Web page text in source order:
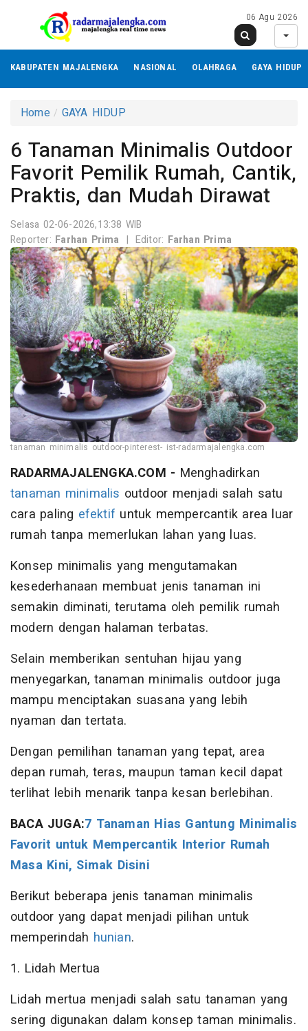
06 Agu 2026
KABUPATEN MAJALENGKA NASIONAL OLAHRAGA GAYA HIDUP
Home GAYA HIDUP
6 Tanaman Minimalis Outdoor
Favorit Pemilik Rumah, Cantik,
Praktis, dan Mudah Dirawat
Selasa 02-06-2026,13:38 WIB
Reporter: Farhan Prima | Editor: Farhan Prima
tanaman minimalis outdoor-pinterest- ist-radarmajalengka.com
RADARMAJALENGKA.COM - Menghadirkan
tanaman minimalis outdoor menjadi salah satu
cara paling efektif untuk mempercantik area luar
rumah tanpa memerlukan lahan yang luas.
Konsep minimalis yang mengutamakan
kesederhanaan membuat jenis tanaman ini
semakin diminati, terutama oleh pemilik rumah
modern dengan halaman terbatas.
Selain memberikan sentuhan hijau yang
menyegarkan, tanaman minimalis outdoor juga
mampu menciptakan suasana yang lebih
nyaman dan tertata.
Dengan pemilihan tanaman yang tepat, area
depan rumah, teras, maupun taman kecil dapat
terlihat lebih menarik tanpa kesan berlebihan.
BACA JUGA:7 Tanaman Hias Gantung Minimalis
Favorit untuk Mempercantik Interior Rumah
Masa Kini, Simak Disini
Berikut beberapa jenis tanaman minimalis
outdoor yang dapat menjadi pilihan untuk
memperindah hunian.
1. Lidah Mertua
Lidah mertua menjadi salah satu tanaman yang
sering digunakan dalam konsep taman minimalis.